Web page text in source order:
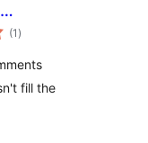
(1 totale
vurderinger
)
fill the